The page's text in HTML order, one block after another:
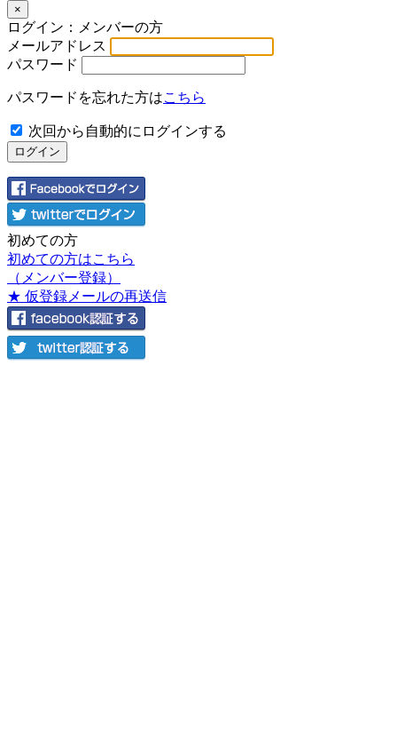
×
ログイン：メンバーの方
メールアドレス
パスワード
パスワードを忘れた方はこちら
次回から自動的にログインする
初めての方
初めての方はこちら
（メンバー登録）
★ 仮登録メールの再送信